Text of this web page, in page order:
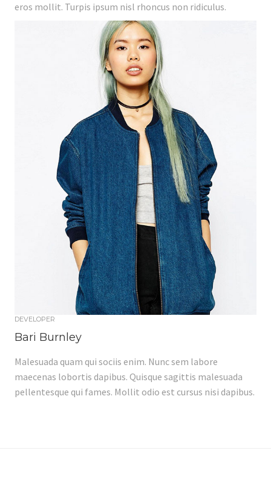
eros mollit. Turpis ipsum nisl rhoncus non ridiculus.
DEVELOPER
Bari Burnley
Malesuada quam qui sociis enim. Nunc sem labore
maecenas lobortis dapibus. Quisque sagittis malesuada
pellentesque qui fames. Mollit odio est cursus nisi dapibus.